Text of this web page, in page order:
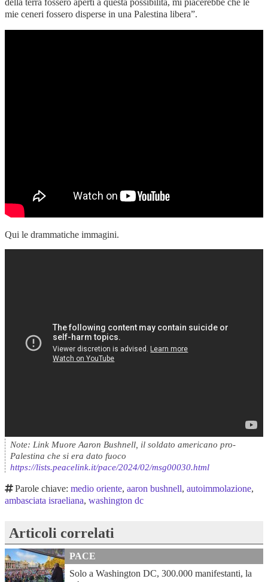
della terra fossero aperti a questa possibilità, mi piacerebbe che le
mie ceneri fossero disperse in una Palestina libera”.
Qui le drammatiche immagini.
Note: Link Muore Aaron Bushnell, il soldato americano pro-
Palestina che si era dato fuoco
https://lists.peacelink.it/pace/2024/02/msg00030.html
Parole chiave:medio oriente,aaron bushnell,autoimmolazione,
ambasciata israeliana, washington dc
Articoli correlati
PACE
Solo a Washington DC, 300.000 manifestanti, la